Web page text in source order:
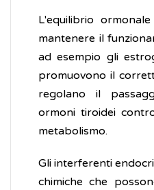
L'equilibrio
mantenere il
ad esempio gli
promuovono il
regolano il
ormoni tiroidei
metabolismo.
Gli interferenti
chimiche che